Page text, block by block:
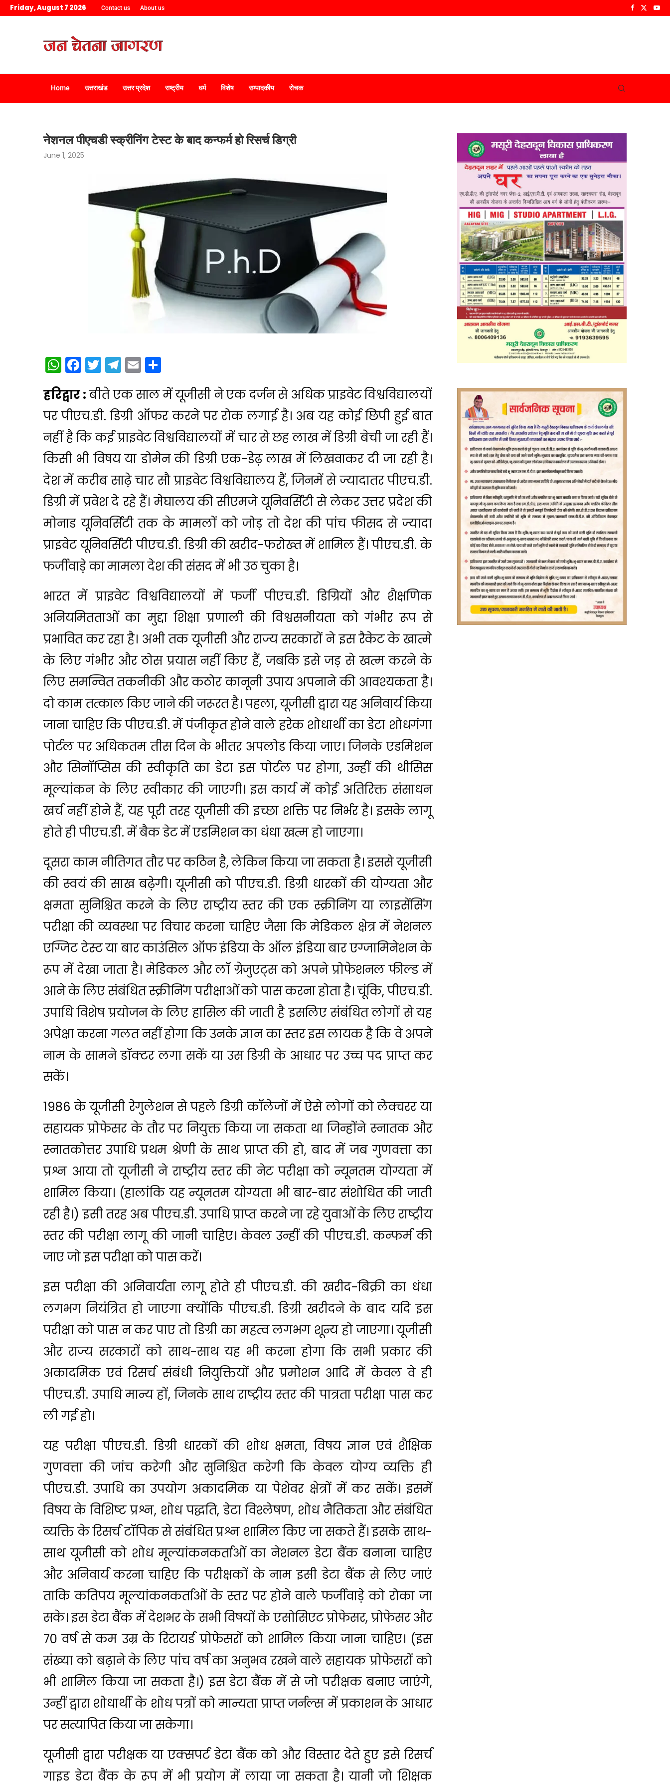
Friday, August 7 2026 Contact us About us
Home उत्तराखंड उत्तर प्रदेश राष्ट्रीय धर्म विशेष सम्पादकीय रोचक
नेशनल पीएचडी स्क्रीनिंग टेस्ट के बाद कन्फर्म हो रिसर्च डिग्री
June 1, 2025
WhatsApp
Facebook
Twitter
Telegram
Email
हरिद्वार :बीते एक साल में यूजीसी ने एक दर्जन से अधिक प्राइवेट विश्वविद्यालयों
पर पीएच.डी. डिग्री ऑफर करने पर रोक लगाई है। अब यह कोई छिपी हुई बात
नहीं है कि कई प्राइवेट विश्वविद्यालयों में चार से छह लाख में डिग्री बेची जा रही हैं।
किसी भी विषय या डोमेन की डिग्री एक-डेढ़ लाख में लिखवाकर दी जा रही है।
देश में करीब साढ़े चार सौ प्राइवेट विश्वविद्यालय हैं, जिनमें से ज्यादातर पीएच.डी.
डिग्री में प्रवेश दे रहे हैं। मेघालय की सीएमजे यूनिवर्सिटी से लेकर उत्तर प्रदेश की
मोनाड यूनिवर्सिटी तक के मामलों को जोड़ तो देश की पांच फीसद से ज्यादा
प्राइवेट यूनिवर्सिटी पीएच.डी. डिग्री की खरीद-फरोख्त में शामिल हैं। पीएच.डी. के
फर्जीवाड़े का मामला देश की संसद में भी उठ चुका है।
भारत में प्राइवेट विश्वविद्यालयों में फर्जी पीएच.डी. डिग्रियों और शैक्षणिक
अनियमितताओं का मुद्दा शिक्षा प्रणाली की विश्वसनीयता को गंभीर रूप से
प्रभावित कर रहा है। अभी तक यूजीसी और राज्य सरकारों ने इस रैकेट के खात्मे
के लिए गंभीर और ठोस प्रयास नहीं किए हैं, जबकि इसे जड़ से खत्म करने के
लिए समन्वित तकनीकी और कठोर कानूनी उपाय अपनाने की आवश्यकता है।
दो काम तत्काल किए जाने की जरूरत है। पहला, यूजीसी द्वारा यह अनिवार्य किया
जाना चाहिए कि पीएच.डी. में पंजीकृत होने वाले हरेक शोधार्थी का डेटा शोधगंगा
पोर्टल पर अधिकतम तीस दिन के भीतर अपलोड किया जाए। जिनके एडमिशन
और सिनॉप्सिस की स्वीकृति का डेटा इस पोर्टल पर होगा, उन्हीं की थीसिस
मूल्यांकन के लिए स्वीकार की जाएगी। इस कार्य में कोई अतिरिक्त संसाधन
खर्च नहीं होने हैं, यह पूरी तरह यूजीसी की इच्छा शक्ति पर निर्भर है। इसके लागू
होते ही पीएच.डी. में बैक डेट में एडमिशन का धंधा खत्म हो जाएगा।
दूसरा काम नीतिगत तौर पर कठिन है, लेकिन किया जा सकता है। इससे यूजीसी
की स्वयं की साख बढ़ेगी। यूजीसी को पीएच.डी. डिग्री धारकों की योग्यता और
क्षमता सुनिश्चित करने के लिए राष्ट्रीय स्तर की एक स्क्रीनिंग या लाइसेंसिंग
परीक्षा की व्यवस्था पर विचार करना चाहिए जैसा कि मेडिकल क्षेत्र में नेशनल
एग्जिट टेस्ट या बार काउंसिल ऑफ इंडिया के ऑल इंडिया बार एग्जामिनेशन के
रूप में देखा जाता है। मेडिकल और लॉ ग्रेजुएट्स को अपने प्रोफेशनल फील्ड में
आने के लिए संबंधित स्क्रीनिंग परीक्षाओं को पास करना होता है। चूंकि, पीएच.डी.
उपाधि विशेष प्रयोजन के लिए हासिल की जाती है इसलिए संबंधित लोगों से यह
अपेक्षा करना गलत नहीं होगा कि उनके ज्ञान का स्तर इस लायक है कि वे अपने
नाम के सामने डॉक्टर लगा सकें या उस डिग्री के आधार पर उच्च पद प्राप्त कर
सकें।
1986 के यूजीसी रेगुलेशन से पहले डिग्री कॉलेजों में ऐसे लोगों को लेक्चरर या
सहायक प्रोफेसर के तौर पर नियुक्त किया जा सकता था जिन्होंने स्नातक और
स्नातकोत्तर उपाधि प्रथम श्रेणी के साथ प्राप्त की हो, बाद में जब गुणवत्ता का
प्रश्न आया तो यूजीसी ने राष्ट्रीय स्तर की नेट परीक्षा को न्यूनतम योग्यता में
शामिल किया। (हालांकि यह न्यूनतम योग्यता भी बार-बार संशोधित की जाती
रही है।) इसी तरह अब पीएच.डी. उपाधि प्राप्त करने जा रहे युवाओं के लिए राष्ट्रीय
स्तर की परीक्षा लागू की जानी चाहिए। केवल उन्हीं की पीएच.डी. कन्फर्म की
जाए जो इस परीक्षा को पास करें।
इस परीक्षा की अनिवार्यता लागू होते ही पीएच.डी. की खरीद-बिक्री का धंधा
लगभग नियंत्रित हो जाएगा क्योंकि पीएच.डी. डिग्री खरीदने के बाद यदि इस
परीक्षा को पास न कर पाए तो डिग्री का महत्व लगभग शून्य हो जाएगा। यूजीसी
और राज्य सरकारों को साथ-साथ यह भी करना होगा कि सभी प्रकार की
अकादमिक एवं रिसर्च संबंधी नियुक्तियों और प्रमोशन आदि में केवल वे ही
पीएच.डी. उपाधि मान्य हों, जिनके साथ राष्ट्रीय स्तर की पात्रता परीक्षा पास कर
ली गई हो।
यह परीक्षा पीएच.डी. डिग्री धारकों की शोध क्षमता, विषय ज्ञान एवं शैक्षिक
गुणवत्ता की जांच करेगी और सुनिश्चित करेगी कि केवल योग्य व्यक्ति ही
पीएच.डी. उपाधि का उपयोग अकादमिक या पेशेवर क्षेत्रों में कर सकें। इसमें
विषय के विशिष्ट प्रश्न, शोध पद्धति, डेटा विश्लेषण, शोध नैतिकता और संबंधित
व्यक्ति के रिसर्च टॉपिक से संबंधित प्रश्न शामिल किए जा सकते हैं। इसके साथ-
साथ यूजीसी को शोध मूल्यांकनकर्ताओं का नेशनल डेटा बैंक बनाना चाहिए
और अनिवार्य करना चाहिए कि परीक्षकों के नाम इसी डेटा बैंक से लिए जाएं
ताकि कतिपय मूल्यांकनकर्ताओं के स्तर पर होने वाले फर्जीवाड़े को रोका जा
सके। इस डेटा बैंक में देशभर के सभी विषयों के एसोसिएट प्रोफेसर, प्रोफेसर और
70 वर्ष से कम उम्र के रिटायर्ड प्रोफेसरों को शामिल किया जाना चाहिए। (इस
संख्या को बढ़ाने के लिए पांच वर्ष का अनुभव रखने वाले सहायक प्रोफेसरों को
भी शामिल किया जा सकता है।) इस डेटा बैंक में से जो परीक्षक बनाए जाएंगे,
उन्हीं द्वारा शोधार्थी के शोध पत्रों को मान्यता प्राप्त जर्नल्स में प्रकाशन के आधार
पर सत्यापित किया जा सकेगा।
यूजीसी द्वारा परीक्षक या एक्सपर्ट डेटा बैंक को और विस्तार देते हुए इसे रिसर्च
गाइड डेटा बैंक के रूप में भी प्रयोग में लाया जा सकता है। यानी जो शिक्षक